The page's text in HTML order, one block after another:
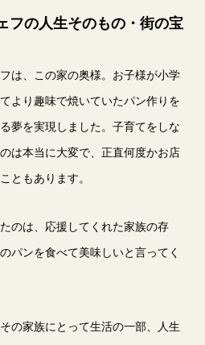
フの人生そのもの・街の宝
は、この家の奥様。お子様が小学
より趣味で焼いていたパン作りを
夢を実現しました。子育てをしな
は本当に大変で、正直何度かお店
ともあります。
のは、応援してくれた家族の存
パンを食べて美味しいと言ってく
の家族にとって生活の一部、人生